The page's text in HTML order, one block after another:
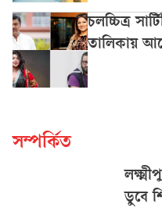
চলচ্চিত্র
তালিকায়
সম্পর্কিত
ডুবে